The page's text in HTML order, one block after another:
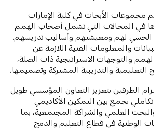
مجموعات الأبحاث في كلية الإمارات
في المجالات التي تشمل أصحاب الهمم
الحسي لهم ومعيشتهم وأساليب تدريسهم.
والمعلومات الفنية اللازمة عن
والتوجهات الاستراتيجية ذات الصلة،
التعليمية والتدريبية المشتركة وتصميمها.
الطرفين بتعزيز التعاون المؤسسي طويل
يجمع بين التمكين الأكاديمي
العلمي والشراكة المجتمعية، بما
الوطنية في قطاع التعليم والدمج